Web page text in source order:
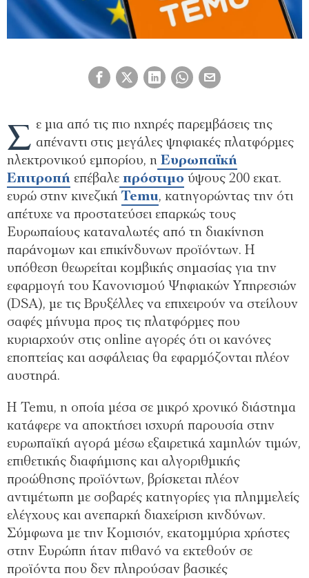
Σ ε μια από τις πιο ηχηρές παρεμβάσεις της
απέναντι στις μεγάλες ψηφιακές πλατφόρμες
ηλεκτρονικού εμπορίου, η Ευρωπαϊκή
Επιτροπή επέβαλε πρόστιμο ύψους 200 εκατ.
ευρώ στην κινεζική Temu, κατηγορώντας την ότι
απέτυχε να προστατεύσει επαρκώς τους
Ευρωπαίους καταναλωτές από τη διακίνηση
παράνομων και επικίνδυνων προϊόντων. Η
υπόθεση θεωρείται κομβικής σημασίας για την
εφαρμογή του Κανονισμού Ψηφιακών Υπηρεσιών
(DSA), με τις Βρυξέλλες να επιχειρούν να στείλουν
σαφές μήνυμα προς τις πλατφόρμες που
κυριαρχούν στις online αγορές ότι οι κανόνες
εποπτείας και ασφάλειας θα εφαρμόζονται πλέον
αυστηρά.
Η Temu, η οποία μέσα σε μικρό χρονικό διάστημα
κατάφερε να αποκτήσει ισχυρή παρουσία στην
ευρωπαϊκή αγορά μέσω εξαιρετικά χαμηλών τιμών,
επιθετικής διαφήμισης και αλγοριθμικής
προώθησης προϊόντων, βρίσκεται πλέον
αντιμέτωπη με σοβαρές κατηγορίες για πλημμελείς
ελέγχους και ανεπαρκή διαχείριση κινδύνων.
Σύμφωνα με την Κομισιόν, εκατομμύρια χρήστες
στην Ευρώπη ήταν πιθανό να εκτεθούν σε
προϊόντα που δεν πληρούσαν βασικές